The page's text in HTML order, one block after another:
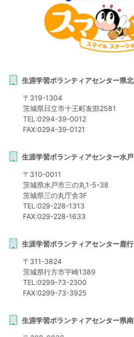
生涯学習ボランティアセンター県北
〒 319-1304
茨城県日立市十王町友部2581
TEL:0294-39-0012
FAX:0294-39-0121
生涯学習ボランティアセンター水戸
〒 310-0011
茨城県水戸市三の丸1-5-38
茨城県三の丸庁舎3F
TEL:029-228-1313
FAX:029-228-1633
生涯学習ボランティアセンター鹿行
〒 311-3824
茨城県行方市宇崎1389
TEL:0299-73-2300
FAX:0299-73-3925
生涯学習ボランティアセンター県南